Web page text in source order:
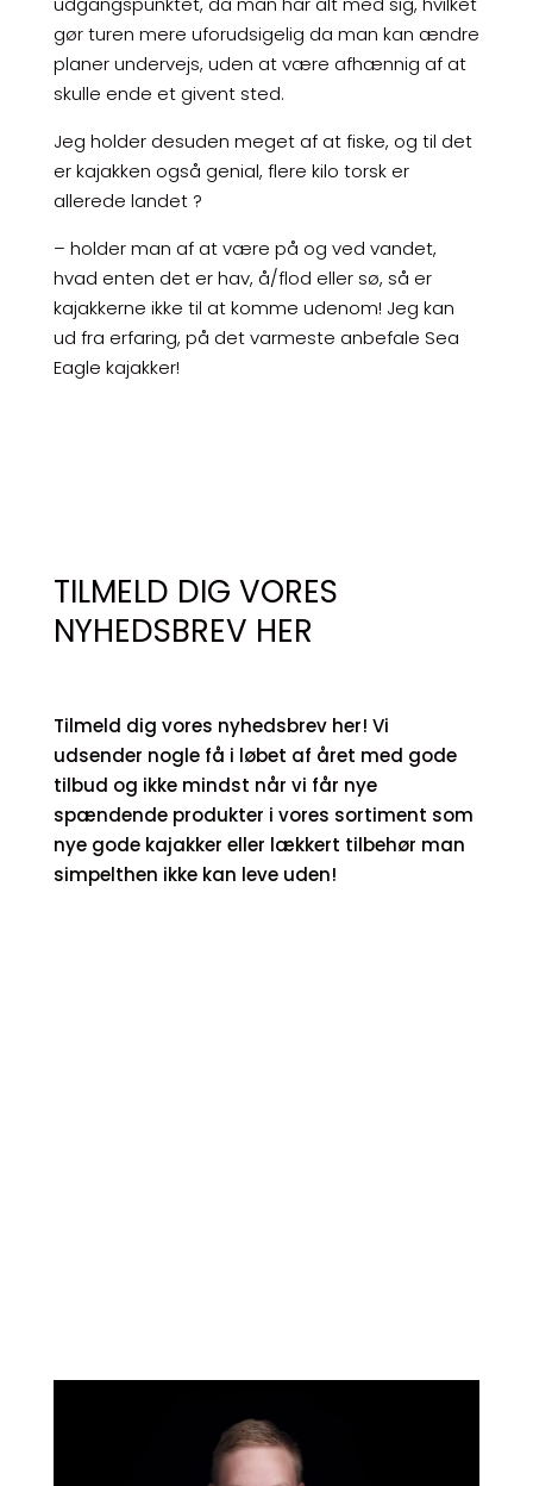
gør turen mere uforudsigelig da man kan ændre
planer undervejs, uden at være afhænnig af at
skulle ende et givent sted.
Jeg holder desuden meget af at fiske, og til det
er kajakken også genial, flere kilo torsk er
allerede landet ?
– holder man af at være på og ved vandet,
hvad enten det er hav, å/flod eller sø, så er
kajakkerne ikke til at komme udenom! Jeg kan
ud fra erfaring, på det varmeste anbefale Sea
Eagle kajakker!
TILMELD DIG VORES
NYHEDSBREV HER
Tilmeld dig vores nyhedsbrev her! Vi
udsender nogle få i løbet af året med gode
tilbud og ikke mindst når vi får nye
spændende produkter i vores sortiment som
nye gode kajakker eller lækkert tilbehør man
simpelthen ikke kan leve uden!